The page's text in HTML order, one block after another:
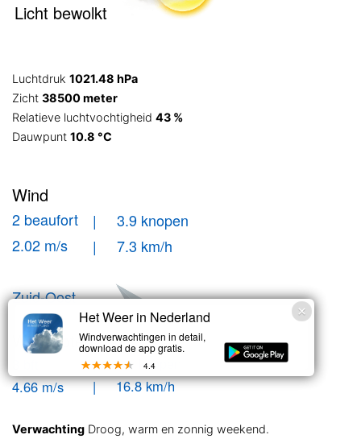
Licht bewolkt
Luchtdruk 1021.48 hPa
Zicht 38500 meter
Relatieve luchtvochtigheid 43 %
Dauwpunt 10.8 °C
Wind
2 beaufort
| 3.9 knopen
2.02 m/s
| 7.3 km/h
Zuid-Oost
Windstoten
| 9.1 knopen
4.66 m/s
| 16.8 km/h
Verwachting Droog, warm en zonnig weekend.
Het Weer in Nederland
Windverwachtingen in detail,
download de app gratis.
4.4